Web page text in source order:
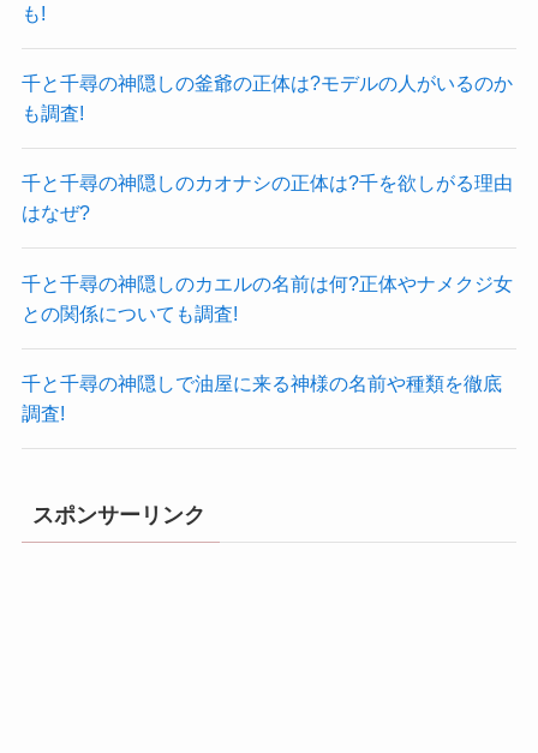
も!
千と千尋の神隠しの釜爺の正体は?モデルの人がいるのか
も調査!
千と千尋の神隠しのカオナシの正体は?千を欲しがる理由
はなぜ?
千と千尋の神隠しのカエルの名前は何?正体やナメクジ女
との関係についても調査!
千と千尋の神隠しで油屋に来る神様の名前や種類を徹底
調査!
スポンサーリンク